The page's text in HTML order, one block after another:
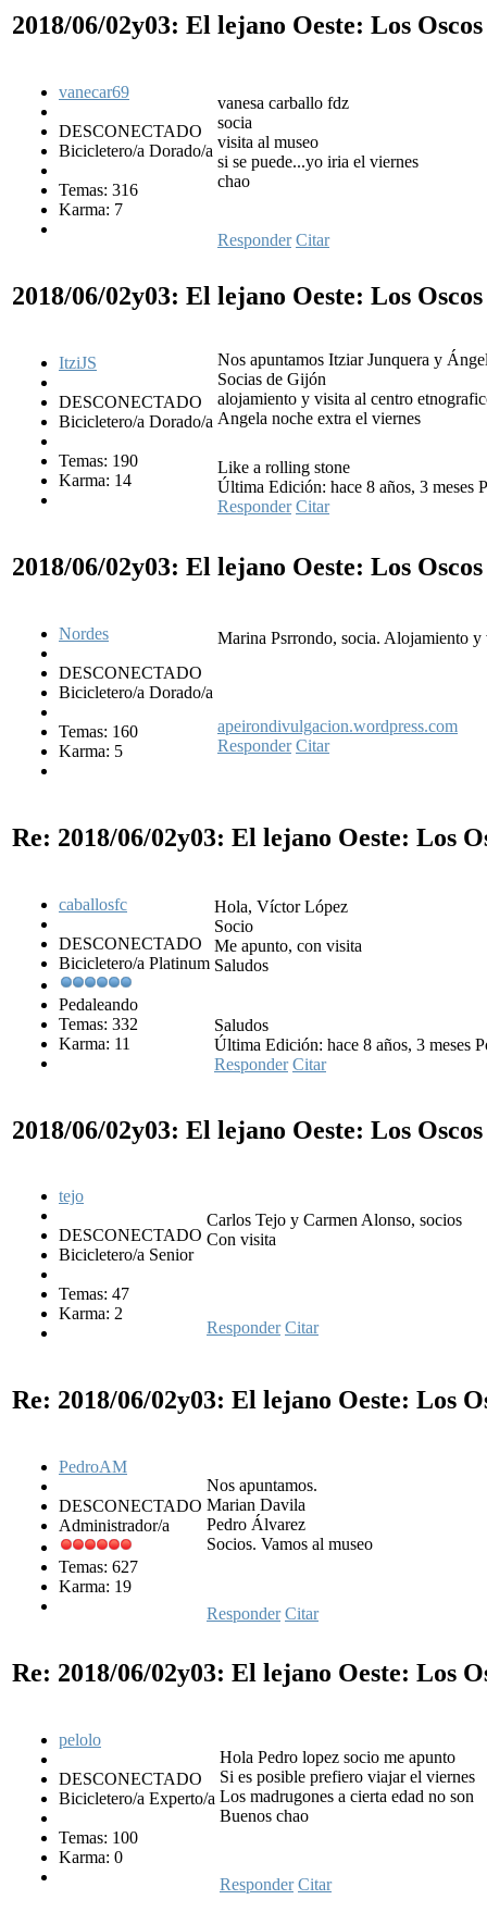
2018/06/02y03: El lejano Oeste: Los
vanecar69
DESCONECTADO
Bicicletero/a Dorado/a
Temas: 316
Karma: 7
vanesa carballo fdz
socia
visita al museo
si se puede...yo iria el viernes
chao
Responder Citar
2018/06/02y03: El lejano Oeste: Los
ItziJS
DESCONECTADO
Bicicletero/a Dorado/a
Temas: 190
Karma: 14
Nos apuntamos Itziar Junquera y
Socias de Gijón
alojamiento y visita al centro
Angela noche extra el viernes
Like a rolling stone
Última Edición: hace 8 años, 3 meses
Responder Citar
2018/06/02y03: El lejano Oeste: Los
Nordes
DESCONECTADO
Bicicletero/a Dorado/a
Temas: 160
Karma: 5
Marina Psrrondo, socia. Alojamiento y
apeirondivulgacion.wordpress.com
Responder Citar
Re: 2018/06/02y03: El lejano Oeste: Los
caballosfc
DESCONECTADO
Bicicletero/a Platinum
Pedaleando
Temas: 332
Karma: 11
Hola, Víctor López
Socio
Me apunto, con visita
Saludos
Saludos
Última Edición: hace 8 años, 3 meses
Responder Citar
2018/06/02y03: El lejano Oeste: Los
tejo
DESCONECTADO
Bicicletero/a Senior
Temas: 47
Karma: 2
Carlos Tejo y Carmen Alonso, socios
Con visita
Responder Citar
Re: 2018/06/02y03: El lejano Oeste: Los
PedroAM
DESCONECTADO
Administrador/a
Temas: 627
Karma: 19
Nos apuntamos.
Marian Davila
Pedro Álvarez
Socios. Vamos al museo
Responder Citar
Re: 2018/06/02y03: El lejano Oeste: Los
pelolo
DESCONECTADO
Bicicletero/a Experto/a
Temas: 100
Karma: 0
Hola Pedro lopez socio me apunto
Si es posible prefiero viajar el viernes
Los madrugones a cierta edad no son
Buenos chao
Responder Citar